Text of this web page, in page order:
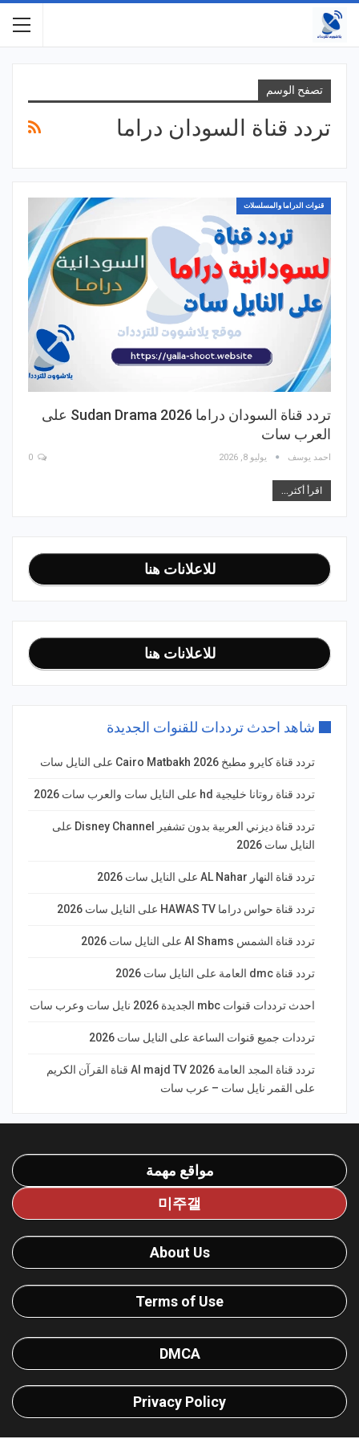
تصفح الوسم
تردد قناة السودان دراما
قنوات الدراما والمسلسلات
تردد قناة السودان دراما 2026 Sudan Drama على
العرب سات
احمد يوسف يوليو 8, 2026
اقرأ أكثر...
للاعلانات هنا
للاعلانات هنا
شاهد احدث ترددات للقنوات الجديدة
تردد قناة كايرو مطبخ 2026 Cairo Matbakh على النايل سات
تردد قناة روتانا خليجية hd على النايل سات والعرب سات 2026
تردد قناة ديزني العربية بدون تشفير Disney Channel على
النايل سات 2026
تردد قناة النهار AL Nahar على النايل سات 2026
تردد قناة حواس دراما HAWAS TV على النايل سات 2026
تردد قناة الشمس Al Shams على النايل سات 2026
تردد قناة dmc العامة على النايل سات 2026
احدث ترددات قنوات mbc الجديدة 2026 نايل سات وعرب سات
ترددات جميع قنوات الساعة على النايل سات 2026
تردد قناة المجد العامة Al majd TV 2026 قناة القرآن الكريم
على القمر نايل سات – عرب سات
مواقع مهمة
미주갤
About Us
Terms of Use
DMCA
Privacy Policy